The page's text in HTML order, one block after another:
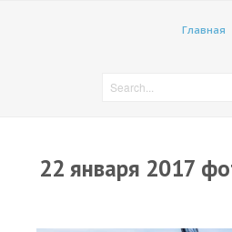
RRD Russian
Главная
22 января 2017